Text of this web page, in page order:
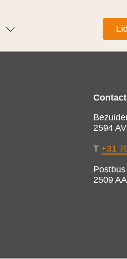
Contact
2594
T +31
2509